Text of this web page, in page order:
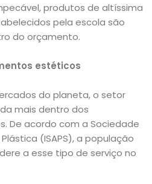
produtos de altíssima
pela escola são
do orçamento.
estéticos
do planeta, o setor
mais dentro dos
De acordo com a Sociedade
(ISAPS), a população
a esse tipo de serviço no